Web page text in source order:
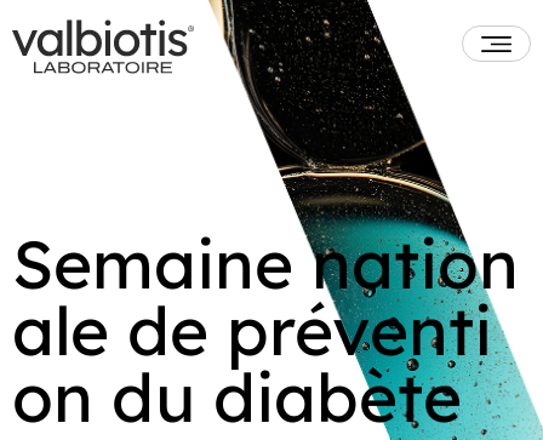
Semaine nation
ale de préventi
on du diabète